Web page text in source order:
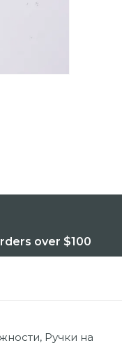
over $100
, Ручки на